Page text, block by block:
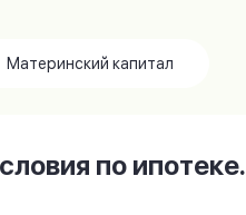
Материнский капитал
по ипотеке.